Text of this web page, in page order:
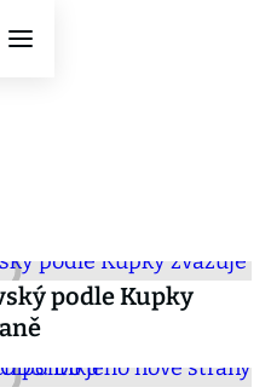
podle Kupky